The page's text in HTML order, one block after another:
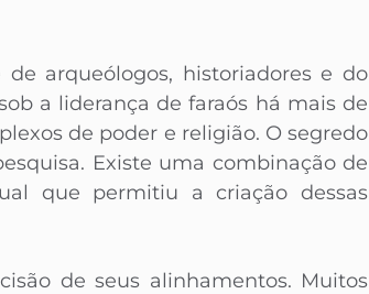
arqueólogos, historiadores e do
a liderança de faraós há mais de
de poder e religião. O segredo
Existe uma combinação de
que permitiu a criação dessas
de seus alinhamentos. Muitos